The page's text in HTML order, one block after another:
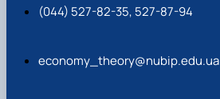
(044) 527-82-35, 527-87-94
economy_theory@nubip.edu.ua